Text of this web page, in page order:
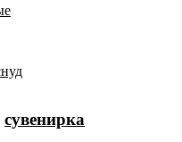
сувенирка